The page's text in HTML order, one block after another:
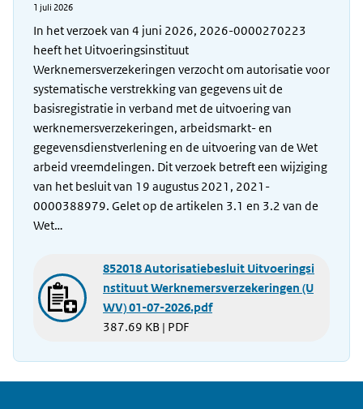
1 juli 2026
In het verzoek van 4 juni 2026, 2026-0000270223
heeft het Uitvoeringsinstituut
Werknemersverzekeringen verzocht om autorisatie voor
systematische verstrekking van gegevens uit de
basisregistratie in verband met de uitvoering van
werknemersverzekeringen, arbeidsmarkt- en
gegevensdienstverlening en de uitvoering van de Wet
arbeid vreemdelingen. Dit verzoek betreft een wijziging
van het besluit van 19 augustus 2021, 2021-
0000388979. Gelet op de artikelen 3.1 en 3.2 van de
Wet…
852018 Autorisatiebesluit Uitvoeringsi
nstituut Werknemersverzekeringen (U
WV) 01-07-2026.pdf
387.69 KB | PDF